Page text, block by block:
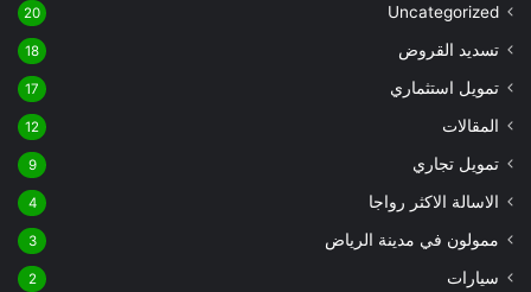
Uncategorized
20
تسديد القروض 18
تمويل استثماري 17
المقالات 12
تمويل تجاري 9
الاسالة الاكثر رواجا 4
ممولون في مدينة الرياض 3
سيارات 2